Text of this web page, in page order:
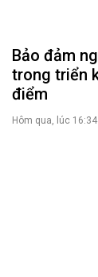
Bảo đảm
trong triển
điểm
Hôm qua, lúc 16:34